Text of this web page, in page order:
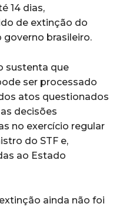
14 dias,
de extinção do
brasileiro.
sustenta que
ser processado
atos questionados
decisões
no exercício regular
do STF e,
ao Estado
ainda não foi